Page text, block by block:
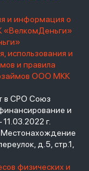
и информация о
«ВелкомДеньги»
использования и
и правила
ООО МКК
в СРО Союз
и
г.
д.5, стр.1,
физических и